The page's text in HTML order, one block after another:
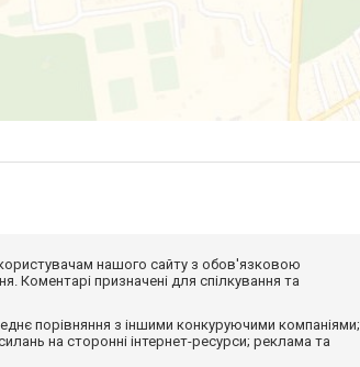
нашого сайту з обов'язковою
Коментарі призначені для спілкування та
порівняння з іншими конкуруючими компаніями;
на сторонні інтернет-ресурси; реклама та